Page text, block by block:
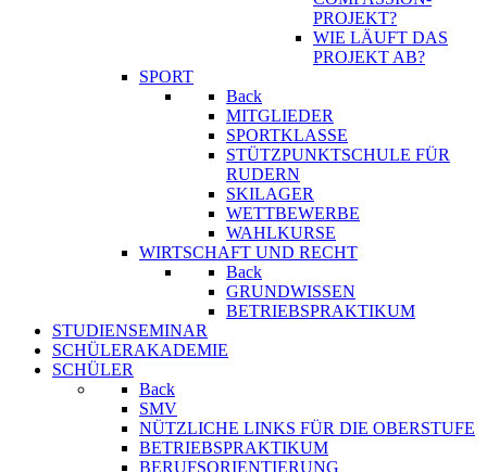
PROJEKT?
WIE LÄUFT DAS
PROJEKT AB?
SPORT
Back
MITGLIEDER
SPORTKLASSE
STÜTZPUNKTSCHULE FÜR
RUDERN
SKILAGER
WETTBEWERBE
WAHLKURSE
WIRTSCHAFT UND RECHT
Back
GRUNDWISSEN
BETRIEBSPRAKTIKUM
STUDIENSEMINAR
SCHÜLERAKADEMIE
SCHÜLER
Back
SMV
NÜTZLICHE LINKS FÜR DIE OBERSTUFE
BETRIEBSPRAKTIKUM
BERUFSORIENTIERUNG